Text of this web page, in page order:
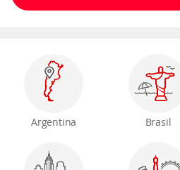
Argentina Brasil